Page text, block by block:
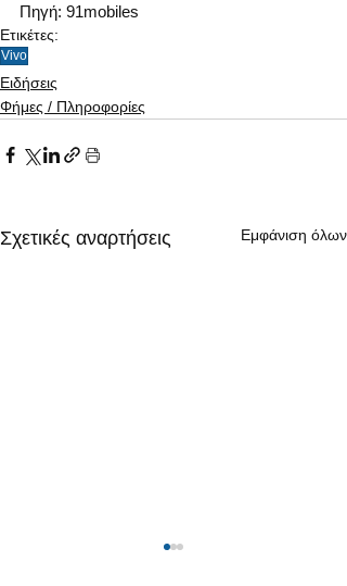
Πηγή: 91mobiles
Ετικέτες:
Vivo
Ειδήσεις
Φήμες / Πληροφορίες
Σχετικές αναρτήσεις Εμφάνιση όλων